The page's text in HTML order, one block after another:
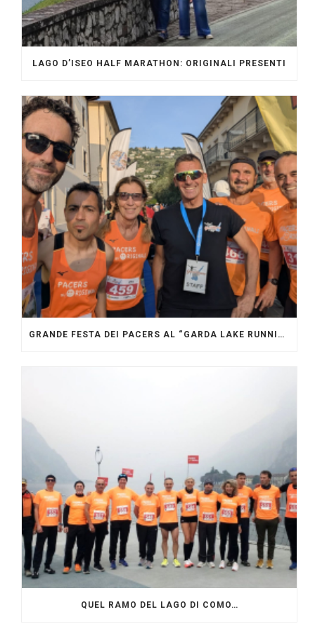
LAGO D’ISEO HALF MARATHON: ORIGINALI PRESENTI
GRANDE FESTA DEI PACERS AL “GARDA LAKE RUNNING FESTIVAL”
QUEL RAMO DEL LAGO DI COMO…